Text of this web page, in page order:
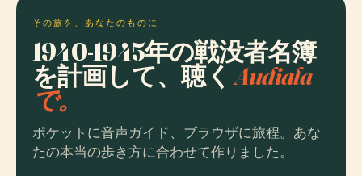
その旅を、あなたのものに
1940-1945年の戦没者名簿
を計画して、聴くAudiala
で。
ポケットに音声ガイド、ブラウザに旅程。あな
たの本当の歩き方に合わせて作りました。